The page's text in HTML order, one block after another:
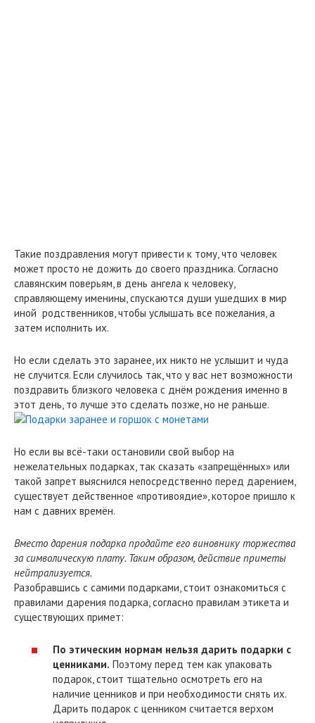
Такие поздравления могут привести к тому, что человек
может просто не дожить до своего праздника. Согласно
славянским поверьям, в день ангела к человеку,
справляющему именины, спускаются души ушедших в мир
иной родственников, чтобы услышать все пожелания, а
затем исполнить их.
Но если сделать это заранее, их никто не услышит и чуда
не случится. Если случилось так, что у вас нет возможности
поздравить близкого человека с днём рождения именно в
этот день, то лучше это сделать позже, но не раньше.
Но если вы всё-таки остановили свой выбор на
нежелательных подарках, так сказать «запрещённых» или
такой запрет выяснился непосредственно перед дарением,
существует действенное «противоядие», которое пришло к
нам с давних времён.
Вместо дарения подарка продайте его виновнику торжества
за символическую плату. Таким образом, действие приметы
нейтрализуется.
Разобравшись с самими подарками, стоит ознакомиться с
правилами дарения подарка, согласно правилам этикета и
существующих примет:
По этическим нормам нельзя дарить подарки с
ценниками. Поэтому перед тем как упаковать
подарок, стоит тщательно осмотреть его на
наличие ценников и при необходимости снять их.
Дарить подарок с ценником считается верхом